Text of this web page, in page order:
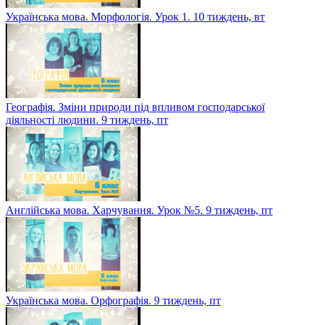
Українська мова. Морфологія. Урок 1. 10 тиждень, вт
Географія. Зміни природи під впливом господарської
діяльності людини. 9 тиждень, пт
Англійська мова. Харчування. Урок №5. 9 тиждень, пт
Українська мова. Орфографія. 9 тиждень, пт